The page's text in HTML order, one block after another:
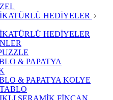
HEDİYELER
HEDİYELER
& PAPATYA
& PAPATYA KOLYE